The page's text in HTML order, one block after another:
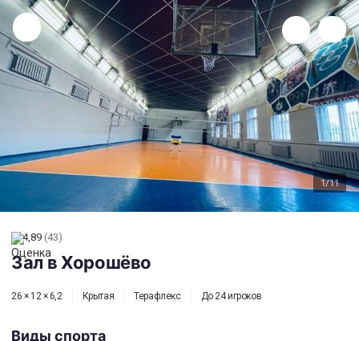
1/11
Зал в Хорошёво
4,89 (43)
Зал в Хорошёво
26 × 12 × 6,2 Крытая Терафлекс До 24 игроков
Виды спорта